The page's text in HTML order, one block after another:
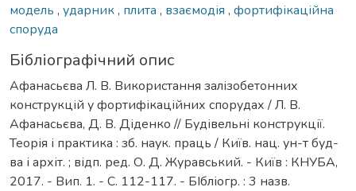
модель , ударник, плита , взаємодія , фортифікаційна
споруда
Бібліографічний опис
Афанасьєва Л. В. Використання залізобетонних
конструкцій у фортифікаційних спорудах / Л. В.
Афанасьєва, Д. В. Діденко // Будівельні конструкції.
Теорія і практика : зб. наук. праць / Київ. нац. ун-т буд-
ва і архіт. ; відп. ред. О. Д. Журавський. - Київ : КНУБА,
2017. - Вип. 1. - С. 112-117. - БІбліогр. : 3 назв.